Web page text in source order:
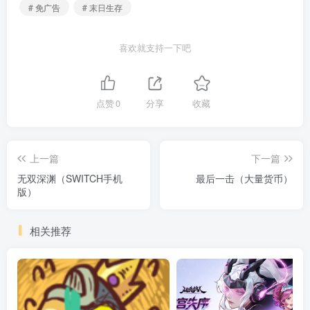
# 免广告
# 末日生存
喜欢就支持一下吧
点赞0 分享 收藏
上一篇
无双深渊（SWITCH手机
版）
下一篇
最后一击（大量货币）
相关推荐